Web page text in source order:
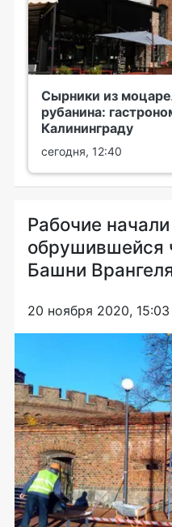
Сырники из
рубанина:
Калининграду
сегодня, 12:40
Рабочие
обрушившейся
Башни
20 ноября 2020, 15:03